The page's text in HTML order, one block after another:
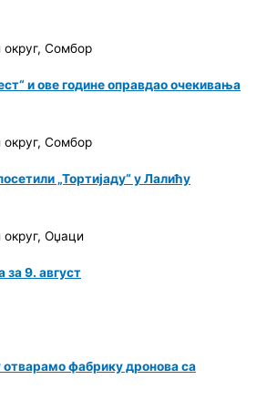
, Сомбор
и ове године оправдао очекивања
, Сомбор
„Тортијаду“ у Лалићу
, Оџаци
за 9. август
фабрику дронова са